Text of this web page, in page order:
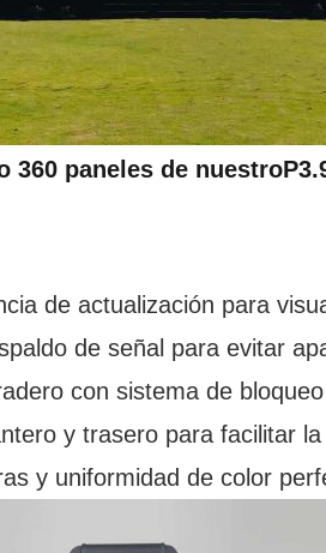
360 paneles de nuestro
de actualización para
de señal para evitar
con sistema de
y trasero para facilitar
y uniformidad de color